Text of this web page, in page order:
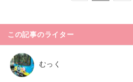
この記事のライター
むっく